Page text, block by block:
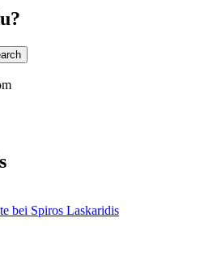
bei Spiros Laskaridis